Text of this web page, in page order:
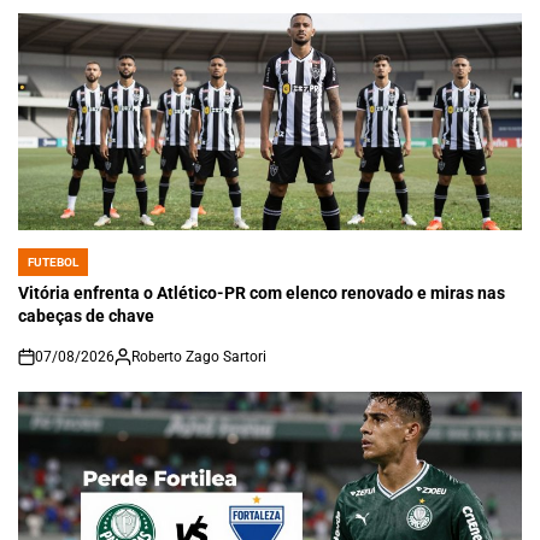
POSTED
IN
FUTEBOL
Vitória enfrenta o Atlético-PR com elenco renovado e miras nas
cabeças de chave
on
07/08/2026 Roberto Zago Sartori